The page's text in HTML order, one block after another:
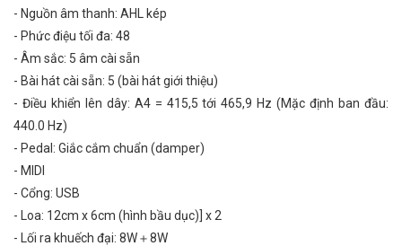
- Nguồn âm thanh: AHL kép
- Phức điệu tối đa: 48
- Âm sắc: 5 âm cài sẵn
- Bài hát cài sẵn: 5 (bài hát giới thiệu)
- Điều khiển lên dây: A4 = 415,5 tới 465,9 Hz (Mặc định ban đầu:
440.0 Hz)
- Pedal: Giắc cắm chuẩn (damper)
- MIDI
- Cổng: USB
- Loa: 12cm x 6cm (hình bầu dục)] x 2
- Lối ra khuếch đại: 8W＋8W